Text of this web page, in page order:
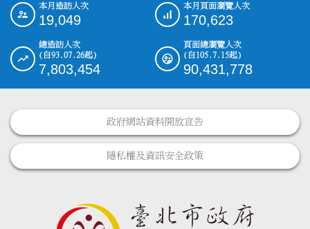
::: 本月造訪人次
19,049
本月頁面瀏覽人次
170,623
總造訪人次
(自93.07.26起)
7,803,454
頁面總瀏覽人次
(自105.7.15起)
90,431,778
政府網站資料開放宣告
隱私權及資訊安全政策